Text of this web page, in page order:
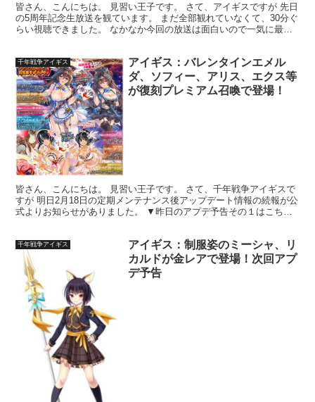
皆さん、こんにちは。 見習い王子です。 さて、アイギスですが 先日
の5周年記念生放送を観ています。 まだ全部観れていなくて、30分ぐ
らい視聴できました。 なかなか今回の放送は面白いので一気に最後
千年戦争アイギス
アイギス：バレンタインエメル
ダ、ソフィー、アリス、エクス等
が復刻プレミアム召喚で登場！
皆さん、こんにちは。 見習い王子です。 さて、千年戦争アイギスで
すが 明日2月18日の定期メンテナンス後アップデート情報の続報が公
式よりお知らせがありました。 ▼昨日のアプデ予告その１はこちら
千年戦争アイギス
アイギス：制服姿のミーシャ、リ
カルドが金レアで登場！次回アプ
デ予告